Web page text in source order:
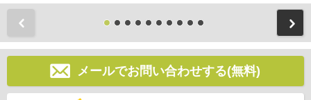
メールでお問い合わせする(無料)